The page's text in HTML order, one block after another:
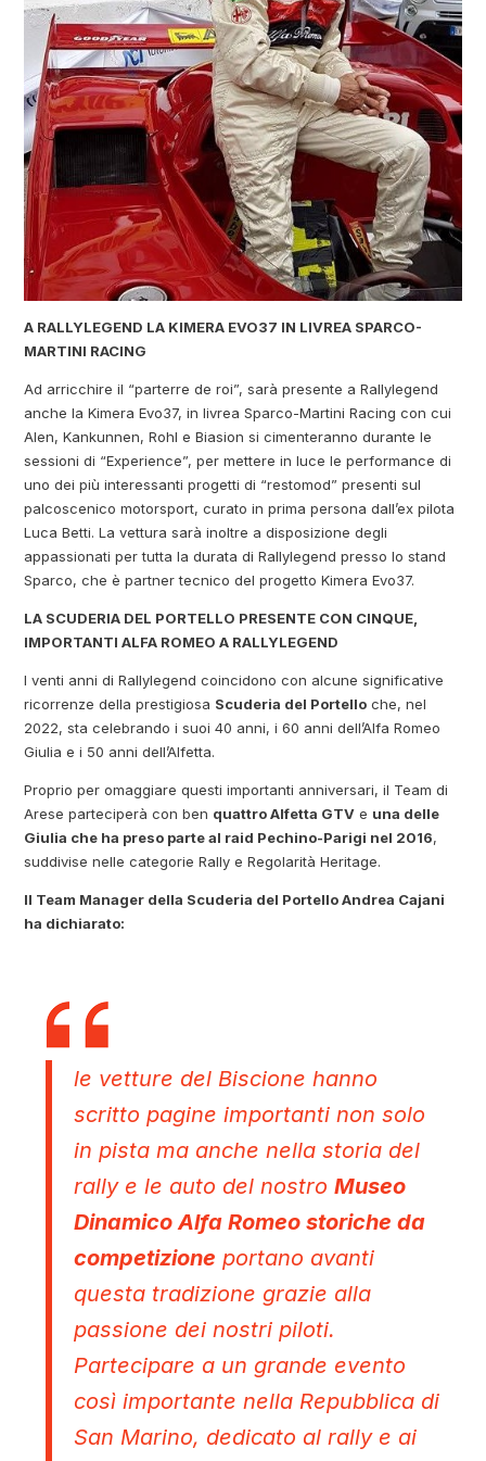
A RALLYLEGEND LA KIMERA EVO37 IN LIVREA SPARCO-
MARTINI RACING
Ad arricchire il “parterre de roi”, sarà presente a Rallylegend
anche la Kimera Evo37, in livrea Sparco-Martini Racing con cui
Alen, Kankunnen, Rohl e Biasion si cimenteranno durante le
sessioni di “Experience”, per mettere in luce le performance di
uno dei più interessanti progetti di “restomod” presenti sul
palcoscenico motorsport, curato in prima persona dall’ex pilota
Luca Betti. La vettura sarà inoltre a disposizione degli
appassionati per tutta la durata di Rallylegend presso lo stand
Sparco, che è partner tecnico del progetto Kimera Evo37.
LA SCUDERIA DEL PORTELLO PRESENTE CON CINQUE,
IMPORTANTI ALFA ROMEO A RALLYLEGEND
I venti anni di Rallylegend coincidono con alcune significative
ricorrenze della prestigiosa Scuderia del Portello che, nel
2022, sta celebrando i suoi 40 anni, i 60 anni dell’Alfa Romeo
Giulia e i 50 anni dell’Alfetta.
Proprio per omaggiare questi importanti anniversari, il Team di
Arese parteciperà con ben quattro Alfetta GTV e una delle
Giulia che ha preso parte al raid Pechino-Parigi nel 2016,
suddivise nelle categorie Rally e Regolarità Heritage.
Il Team Manager della Scuderia del Portello Andrea Cajani
ha dichiarato:
le vetture del Biscione hanno
scritto pagine importanti non solo
in pista ma anche nella storia del
rally e le auto del nostroMuseo
Dinamico Alfa Romeo storiche da
competizione portano avanti
questa tradizione grazie alla
passione dei nostri piloti.
Partecipare a un grande evento
così importante nella Repubblica di
San Marino, dedicato al rally e ai